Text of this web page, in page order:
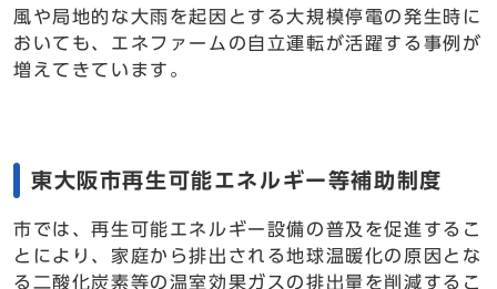
風や局地的な大雨を起因とする大規模停電の発生時に
おいても、エネファームの自立運転が活躍する事例が
増えてきています。
東大阪市再生可能エネルギー等補助制度
市では、再生可能エネルギー設備の普及を促進するこ
とにより、家庭から排出される地球温暖化の原因とな
る二酸化炭素等の温室効果ガスの排出量を削減するこ